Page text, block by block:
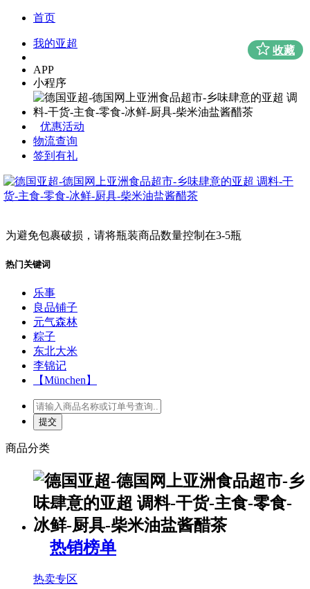
首页
我的亚超
APP
小程序
优惠活动
物流查询
签到有礼
为避免包裹破损，请将瓶装商品数量控制在3-5瓶
热门关键词
乐事
良品铺子
元气森林
粽子
东北大米
李锦记
【München】
商品分类
热销榜单
热卖专区
收藏